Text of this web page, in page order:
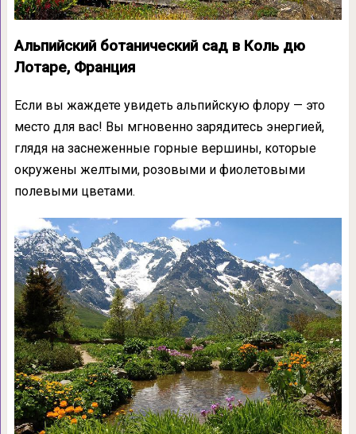
Альпийский ботанический сад в Коль дю
Лотаре, Франция
Если вы жаждете увидеть альпийскую флору — это
место для вас! Вы мгновенно зарядитесь энергией,
глядя на заснеженные горные вершины, которые
окружены желтыми, розовыми и фиолетовыми
полевыми цветами.